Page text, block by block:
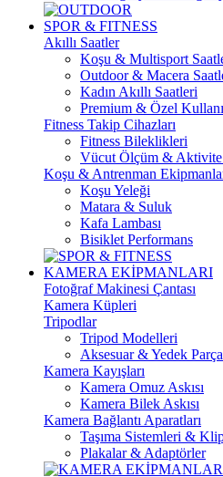
SPOR & FITNESS
Akıllı Saatler
Koşu & Multisport
Outdoor & Macera
Kadın Akıllı Saatleri
Premium & Özel
Fitness Takip Cihazları
Fitness Bileklikleri
Vücut Ölçüm &
Koşu & Antrenman
Koşu Yeleği
Matara & Suluk
Kafa Lambası
Bisiklet Performans
KAMERA EKİPMANLARI
Fotoğraf Makinesi Çantası
Kamera Küpleri
Tripodlar
Tripod Modelleri
Aksesuar & Yedek Parça
Kamera Kayışları
Kamera Omuz Askısı
Kamera Bilek Askısı
Kamera Bağlantı Aparatları
Taşıma Sistemleri &
Plakalar & Adaptörler